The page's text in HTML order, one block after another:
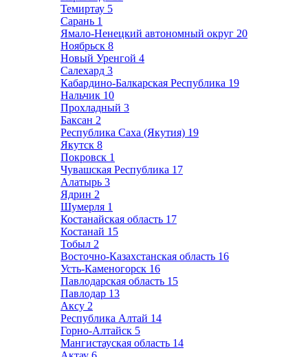
Темиртау 5
Сарань 1
Ямало-Ненецкий автономный округ 20
Ноябрьск 8
Новый Уренгой 4
Салехард 3
Кабардино-Балкарская Республика 19
Нальчик 10
Прохладный 3
Баксан 2
Республика Саха (Якутия) 19
Якутск 8
Покровск 1
Чувашская Республика 17
Алатырь 3
Ядрин 2
Шумерля 1
Костанайская область 17
Костанай 15
Тобыл 2
Восточно-Казахстанская область 16
Усть-Каменогорск 16
Павлодарская область 15
Павлодар 13
Аксу 2
Республика Алтай 14
Горно-Алтайск 5
Мангистауская область 14